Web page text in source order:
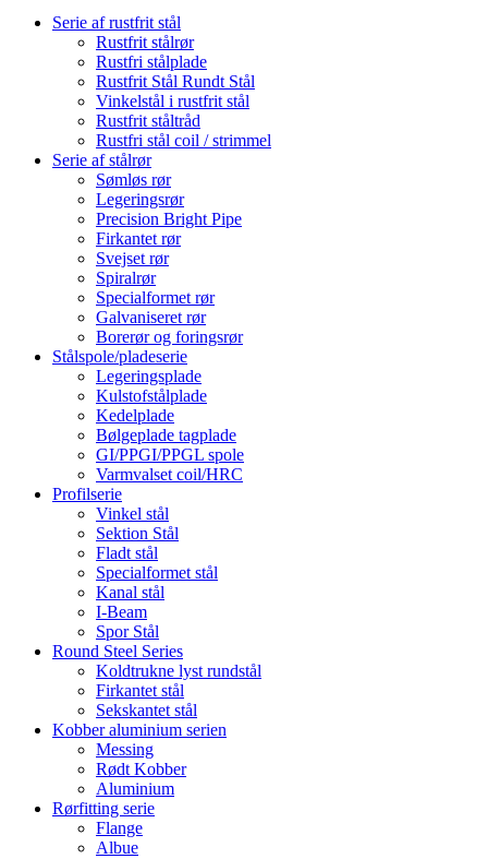
Serie af rustfrit stål
Rustfrit stålrør
Rustfri stålplade
Rustfrit Stål Rundt Stål
Vinkelstål i rustfrit stål
Rustfrit ståltråd
Rustfri stål coil / strimmel
Serie af stålrør
Sømløs rør
Legeringsrør
Precision Bright Pipe
Firkantet rør
Svejset rør
Spiralrør
Specialformet rør
Galvaniseret rør
Borerør og foringsrør
Stålspole/pladeserie
Legeringsplade
Kulstofstålplade
Kedelplade
Bølgeplade tagplade
GI/PPGI/PPGL spole
Varmvalset coil/HRC
Profilserie
Vinkel stål
Sektion Stål
Fladt stål
Specialformet stål
Kanal stål
I-Beam
Spor Stål
Round Steel Series
Koldtrukne lyst rundstål
Firkantet stål
Sekskantet stål
Kobber aluminium serien
Messing
Rødt Kobber
Aluminium
Rørfitting serie
Flange
Albue